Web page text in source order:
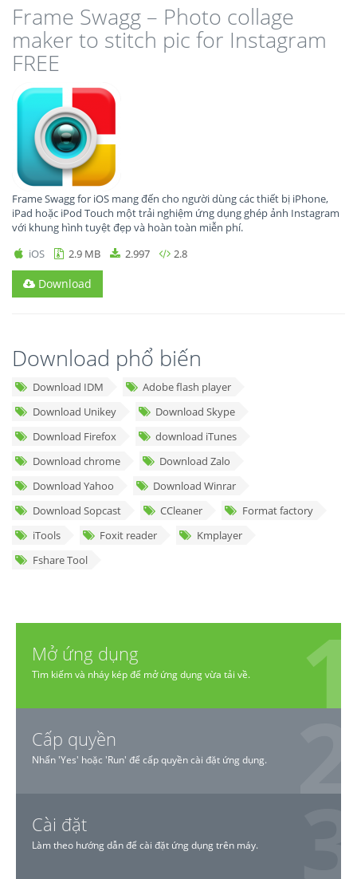
Frame Swagg – Photo collage
maker to stitch pic for Instagram
FREE
Frame Swagg for iOS mang đến cho người dùng các thiết bị iPhone,
iPad hoặc iPod Touch một trải nghiệm ứng dụng ghép ảnh Instagram
với khung hình tuyệt đẹp và hoàn toàn miễn phí.
iOS
2.9 MB 2.997 2.8
Download
Download phổ biến
Download IDM
Adobe flash player
Download Unikey
Download Skype
Download Firefox
download iTunes
Download chrome
Download Zalo
Download Yahoo
Download Winrar
Download Sopcast
CCleaner
Format factory
iTools
Foxit reader
Kmplayer
Fshare Tool
Mở ứng dụng
Tìm kiếm và nháy kép để mở ứng dụng vừa tải về.
Cấp quyền
Nhấn 'Yes' hoặc 'Run' để cấp quyền cài đặt ứng dụng.
Cài đặt
Làm theo hướng dẫn để cài đặt ứng dụng trên máy.